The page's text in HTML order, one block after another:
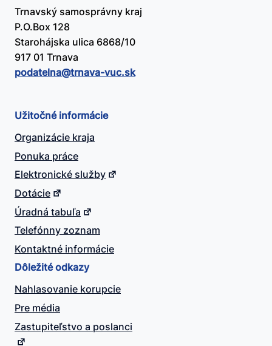
Trnavský samosprávny kraj
P.O.Box 128
Starohájska ulica 6868/10
917 01 Trnava
podatelna@​trnava-vuc.sk
Užitočné informácie
Organizácie kraja
Ponuka práce
Elektronické služby
Dotácie
Úradná tabuľa
Telefónny zoznam
Kontaktné informácie
Dôležité odkazy
Nahlasovanie korupcie
Pre média
Zastupiteľstvo a poslanci